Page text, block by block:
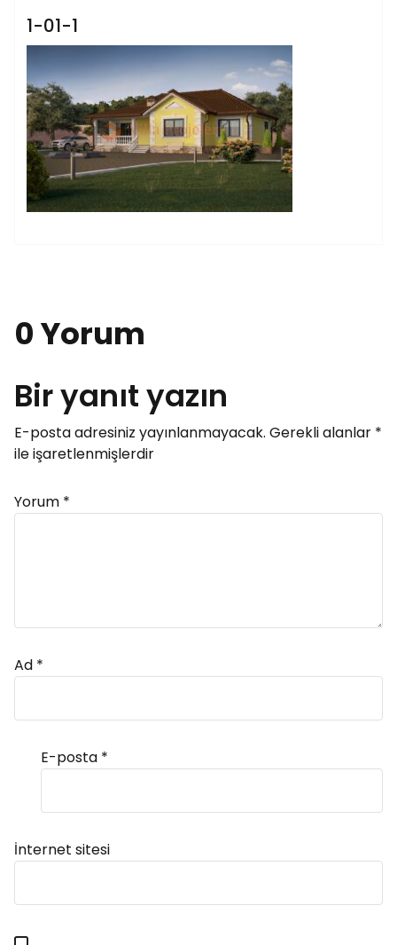
1-01-1
0 Yorum
Bir yanıt yazın
E-posta adresiniz yayınlanmayacak. Gerekli alanlar *
ile işaretlenmişlerdir
Yorum *
Ad *
E-posta *
İnternet sitesi
Alternative: